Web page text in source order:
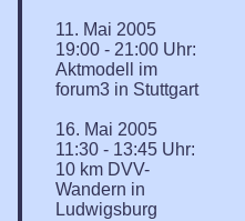
11. Mai 2005
19:00 - 21:00 Uhr:
Aktmodell im
forum3 in Stuttgart
16. Mai 2005
11:30 - 13:45 Uhr:
10 km DVV-
Wandern in
Ludwigsburg